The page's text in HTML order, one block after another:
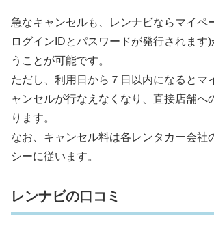
急なキャンセルも、レンナビならマイペ
ログインIDとパスワードが発行されます
うことが可能です。
ただし、利用日から７日以内になるとマ
ャンセルが行なえなくなり、直接店舗へ
ります。
なお、キャンセル料は各レンタカー会社
シーに従います。
レンナビの口コミ